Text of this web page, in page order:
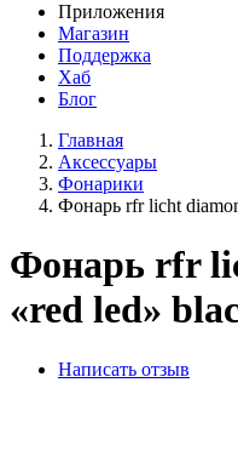
Приложения
Магазин
Поддержка
Хаб
Блог
Главная
Аксессуары
Фонарики
Фонарь rfr licht
Фонарь rfr
«red led»
Написать отзыв